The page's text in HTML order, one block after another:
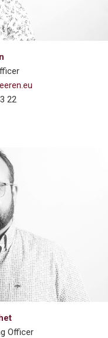
22
Officer